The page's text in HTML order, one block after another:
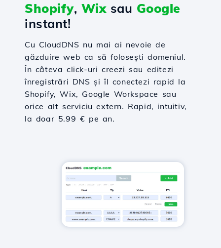
Shopify, Wixsau Google
instant!
Cu CloudDNS nu mai ai nevoie de
găzduire web ca să folosești domeniul.
În câteva click-uri creezi sau editezi
înregistrări DNS și îl conectezi rapid la
Shopify, Wix, Google Workspace sau
orice alt serviciu extern. Rapid, intuitiv,
la doar 5.99 € pe an.